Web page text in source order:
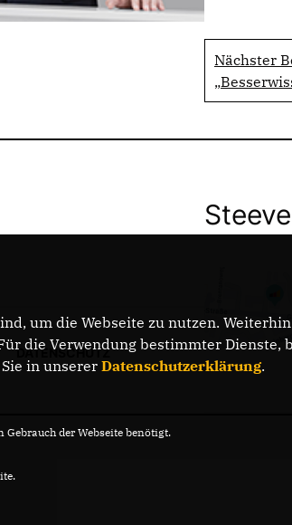
Nächster
DATENSCHUTZ
um die Webseite zu nutzen.
die Verwendung bestimmter
in unserer Datenschutzerklärung.
der Webseite benötigt.